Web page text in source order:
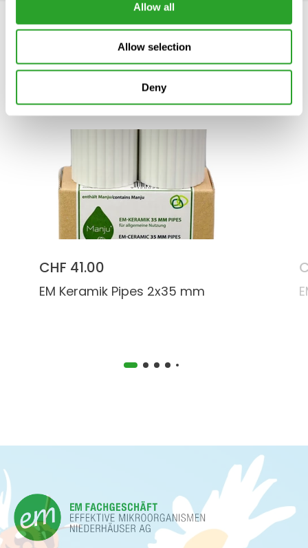
Allow all
Allow selection
Deny
Ähnliche Produkte
CHF 41.00
EM Keramik Pipes 2x35 mm